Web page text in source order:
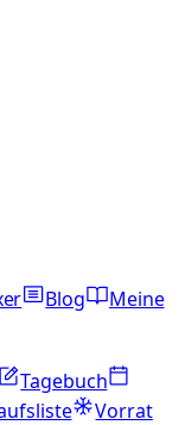
Blog
Meine
Tagebuch
Vorrat